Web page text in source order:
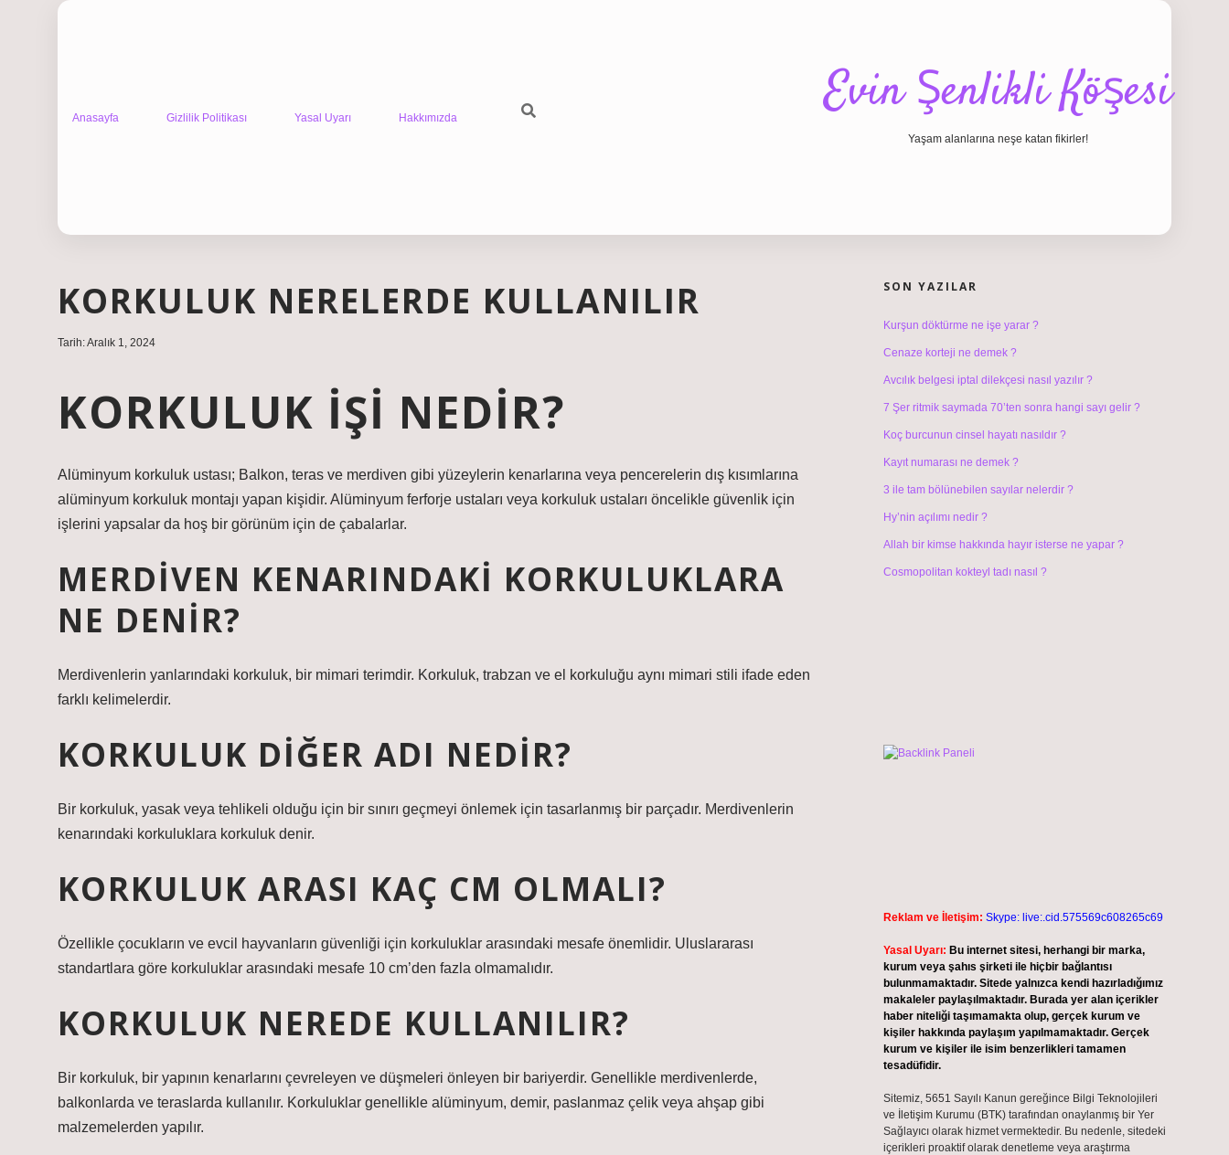
Anasayfa Gizlilik Politikası Yasal Uyarı Hakkımızda Evin Şenlikli Köşesi
Yaşam alanlarına neşe katan fikirler!
KORKULUK NERELERDE KULLANILIR
Tarih: Aralık 1, 2024
KORKULUK IŞI NEDIR?
Alüminyum korkuluk ustası; Balkon, teras ve merdiven gibi yüzeylerin kenarlarına veya pencerelerin dış kısımlarına
alüminyum korkuluk montajı yapan kişidir. Alüminyum ferforje ustaları veya korkuluk ustaları öncelikle güvenlik için
işlerini yapsalar da hoş bir görünüm için de çabalarlar.
MERDIVEN KENARINDAKI KORKULUKLARA
NE DENIR?
Merdivenlerin yanlarındaki korkuluk, bir mimari terimdir. Korkuluk, trabzan ve el korkuluğu aynı mimari stili ifade eden
farklı kelimelerdir.
KORKULUK DIĞER ADI NEDIR?
Bir korkuluk, yasak veya tehlikeli olduğu için bir sınırı geçmeyi önlemek için tasarlanmış bir parçadır. Merdivenlerin
kenarındaki korkuluklara korkuluk denir.
KORKULUK ARASI KAÇ CM OLMALI?
Özellikle çocukların ve evcil hayvanların güvenliği için korkuluklar arasındaki mesafe önemlidir. Uluslararası
standartlara göre korkuluklar arasındaki mesafe 10 cm’den fazla olmamalıdır.
KORKULUK NEREDE KULLANILIR?
Bir korkuluk, bir yapının kenarlarını çevreleyen ve düşmeleri önleyen bir bariyerdir. Genellikle merdivenlerde,
balkonlarda ve teraslarda kullanılır. Korkuluklar genellikle alüminyum, demir, paslanmaz çelik veya ahşap gibi
malzemelerden yapılır.
SON YAZILAR
Kurşun döktürme ne işe yarar ?
Cenaze korteji ne demek ?
Avcılık belgesi iptal dilekçesi nasıl yazılır ?
7 Şer ritmik saymada 70’ten sonra hangi sayı gelir ?
Koç burcunun cinsel hayatı nasıldır ?
Kayıt numarası ne demek ?
3 ile tam bölünebilen sayılar nelerdir ?
Hy’nin açılımı nedir ?
Allah bir kimse hakkında hayır isterse ne yapar ?
Cosmopolitan kokteyl tadı nasıl ?
Reklam ve İletişim: Skype: live:.cid.575569c608265c69
Yasal Uyarı: Bu internet sitesi, herhangi bir marka,
kurum veya şahıs şirketi ile hiçbir bağlantısı
bulunmamaktadır. Sitede yalnızca kendi hazırladığımız
makaleler paylaşılmaktadır. Burada yer alan içerikler
haber niteliği taşımamakta olup, gerçek kurum ve
kişiler hakkında paylaşım yapılmamaktadır. Gerçek
kurum ve kişiler ile isim benzerlikleri tamamen
tesadüfidir.
Sitemiz, 5651 Sayılı Kanun gereğince Bilgi Teknolojileri
ve İletişim Kurumu (BTK) tarafından onaylanmış bir Yer
Sağlayıcı olarak hizmet vermektedir. Bu nedenle, sitedeki
içerikleri proaktif olarak denetleme veya araştırma